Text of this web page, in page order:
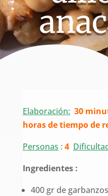
Elaboración: 30
horas de tiempo de
Personas : 4
Ingredientes :
400 gr de